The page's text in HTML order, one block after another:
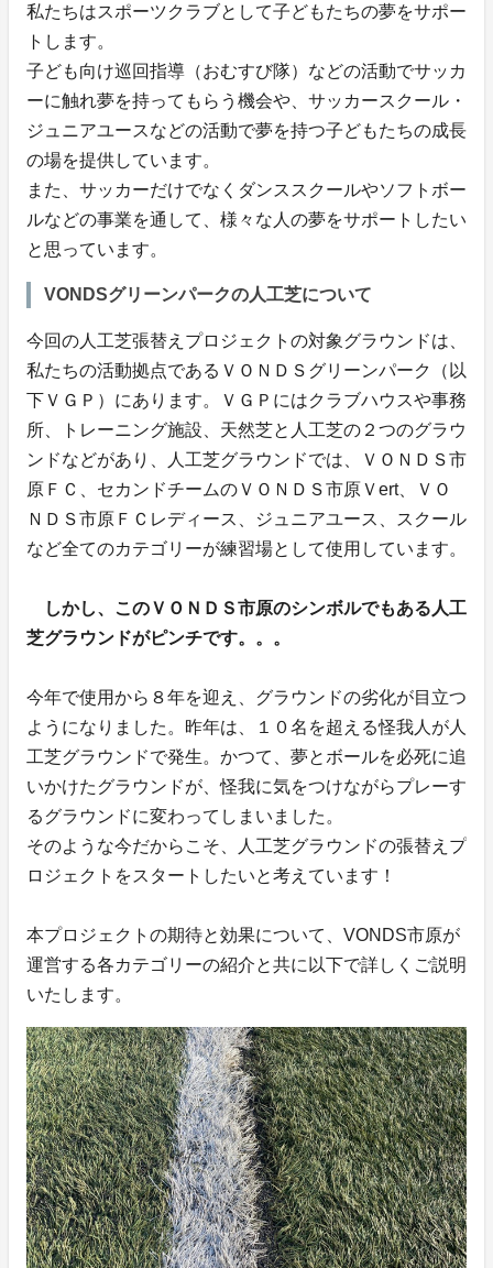
私たちはスポーツクラブとして子どもたちの夢をサポー
トします。
子ども向け巡回指導（おむすび隊）などの活動でサッカ
ーに触れ夢を持ってもらう機会や、サッカースクール・
ジュニアユースなどの活動で夢を持つ子どもたちの成長
の場を提供しています。
また、サッカーだけでなくダンススクールやソフトボー
ルなどの事業を通して、様々な人の夢をサポートしたい
と思っています。
VONDSグリーンパークの人工芝について
今回の人工芝張替えプロジェクトの対象グラウンドは、
私たちの活動拠点であるＶＯＮＤＳグリーンパーク（以
下ＶＧＰ）にあります。ＶＧＰにはクラブハウスや事務
所、トレーニング施設、天然芝と人工芝の２つのグラウ
ンドなどがあり、人工芝グラウンドでは、ＶＯＮＤＳ市
原ＦＣ、セカンドチームのＶＯＮＤＳ市原Ｖert、ＶＯ
ＮＤＳ市原ＦＣレディース、ジュニアユース、スクール
など全てのカテゴリーが練習場として使用しています。
しかし、このＶＯＮＤＳ市原のシンボルでもある人工
芝グラウンドがピンチです。。。
今年で使用から８年を迎え、グラウンドの劣化が目立つ
ようになりました。昨年は、１０名を超える怪我人が人
工芝グラウンドで発生。かつて、夢とボールを必死に追
いかけたグラウンドが、怪我に気をつけながらプレーす
るグラウンドに変わってしまいました。
そのような今だからこそ、人工芝グラウンドの張替えプ
ロジェクトをスタートしたいと考えています！
本プロジェクトの期待と効果について、VONDS市原が
運営する各カテゴリーの紹介と共に以下で詳しくご説明
いたします。